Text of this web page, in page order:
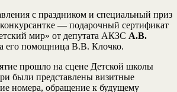
с праздником и специальный приз
— подарочный сертификат
мир» от депутата АКЗС А.В.
его помощница В.В. Клочко.
прошло на сцене Детской школы
были представлены визитные
номера, обращение к будущему